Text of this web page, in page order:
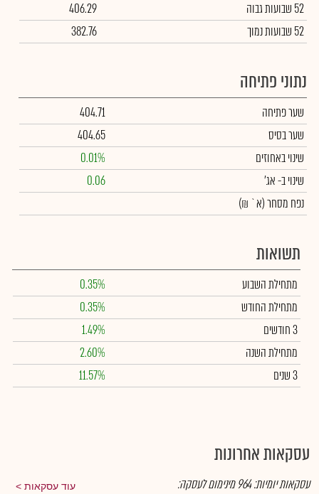
52 שבועות גבוה
406.29
52 שבועות נמוך
382.76
נתוני פתיחה
שער פתיחה
404.71
שער בסיס
404.65
שינוי באחוזים
0.01%
שינויב- אג'
0.06
נפח מסחר(א` ₪)
תשואות
מתחילת השבוע
0.35%
מתחילת החודש
0.35%
3 חודשים
1.49%
מתחילת השנה
2.60%
3 שנים
11.57%
עסקאות אחרונות
עוד עסקאות עסקאות יומיות:964 מינימום לעסקה: